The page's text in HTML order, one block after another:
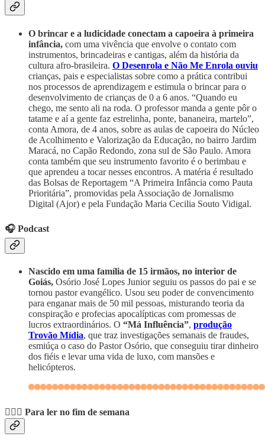
O brincar e a ludicidade conectam a capoeira à primeira
infância, com uma vivência que envolve o contato com
instrumentos, brincadeiras e cantigas, além da história da
cultura afro-brasileira. O Desenrola e Não Me Enrola ouviu
crianças, pais e especialistas sobre como a prática contribui
nos processos de aprendizagem e estimula o brincar para o
desenvolvimento de crianças de 0 a 6 anos. “Quando eu
chego, me sento ali na roda. O professor manda a gente pôr o
tatame e aí a gente faz estrelinha, ponte, bananeira, martelo”,
conta Amora, de 4 anos, sobre as aulas de capoeira do Núcleo
de Acolhimento e Valorização da Educação, no bairro Jardim
Maracá, no Capão Redondo, zona sul de São Paulo. Amora
conta também que seu instrumento favorito é o berimbau e
que aprendeu a tocar nesses encontros. A matéria é resultado
das Bolsas de Reportagem “A Primeira Infância como Pauta
Prioritária”, promovidas pela Associação de Jornalismo
Digital (Ajor) e pela Fundação Maria Cecilia Souto Vidigal.
🎧 Podcast
Nascido em uma família de 15 irmãos, no interior de
Goiás, Osório José Lopes Junior seguiu os passos do pai e se
tornou pastor evangélico. Usou seu poder de convencimento
para enganar mais de 50 mil pessoas, misturando teoria da
conspiração e profecias apocalípticas com promessas de
lucros extraordinários. O “Má Influência”, produção
Trovão Mídia, que traz investigações semanais de fraudes,
esmiúça o caso do Pastor Osório, que conseguiu tirar dinheiro
dos fiéis e levar uma vida de luxo, com mansões e
helicópteros.
💆🏽‍♀️ Para ler no fim de semana